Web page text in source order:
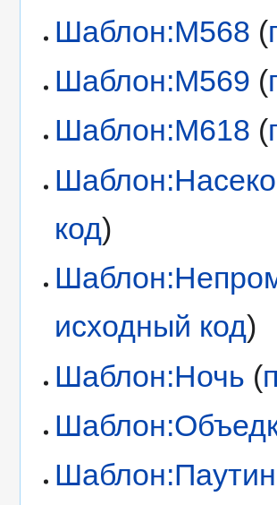
Шаблон:М568 (
Шаблон:М569 (
Шаблон:М618 (
код)
исходный код)
Шаблон:Ночь (